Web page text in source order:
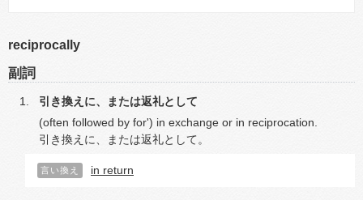
reciprocally
副詞
引き換えに、または返礼として
(often followed by for') in exchange or in reciprocation.
引き換えに、または返礼として。
言い換え in return